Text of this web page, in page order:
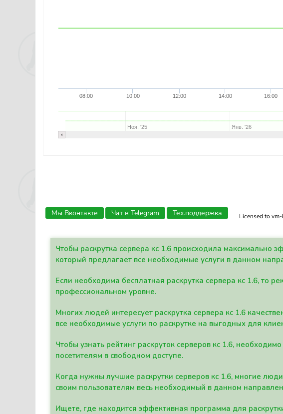
08:00 10:00 12:00 14:00 16:00
Ноя. '25 Янв. '26
Licensed to
Мы Вконтакте Чат в Telegram Тех.поддержка
Чтобы раскрутка сервера кс 1.6 происходила максимально
который предлагает все необходимые услуги в данном
Если необходима бесплатная раскрутка сервера кс 1.6, то
профессиональном уровне.
Многих людей интересует раскрутка сервера кс 1.6
все необходимые услуги по раскрутке на выгодных для
Чтобы узнать рейтинг раскруток серверов кс 1.6,
посетителям в свободном доступе.
Когда нужны лучшие раскрутки серверов кс 1.6, многие
своим пользователям весь необходимый в данном
Ищете, где находится эффективная программа для